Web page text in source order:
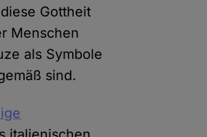
Gottheit
Menschen
als Symbole
sind.